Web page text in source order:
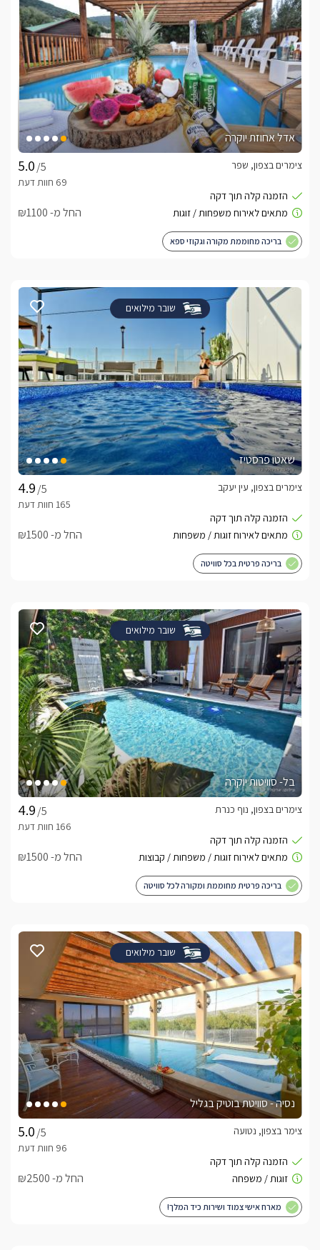
אדל אחוזת יוקרה
/5
צימרים בצפון, שפר
החל מ- ₪1100
בריכה מחוממת מקורה וגקוזי ספא
שובר מילואים
שאטו פרסטיז
/5
צימרים בצפון, עין יעקב
החל מ- ₪1500
בריכה פרטית בכל סוויטה
שובר מילואים
בל- סוויטות יוקרה
/5
צימרים בצפון, נוף כנרת
החל מ- ₪1500
בריכה פרטית מחוממת ומקורה לכל סוויטה
שובר מילואים
נסיה - סוויטת בוטיק בגליל
/5
צימר בצפון, נטועה
החל מ- ₪2500
מארח אישי צמוד ושירות כיד המלך!